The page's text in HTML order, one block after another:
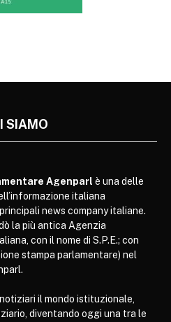
SIAMO
Agenparl è una delle
italiana
news company italiane.
la più antica Agenzia
con il nome di S.P.E.; con
stampa parlamentare) nel
il mondo istituzionale,
diventando oggi una tra le